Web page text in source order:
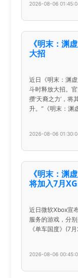
2026-08-06
《明末：渊
大招
近日《明末：渊
斗时释放大招。
攒‘天裔之力’，
升。”《明末：渊
2026-08-06
《明末：渊
将加入7月
近日微软Xbox宣
服务的游戏，分
《单车国度》(7
2026-08-06